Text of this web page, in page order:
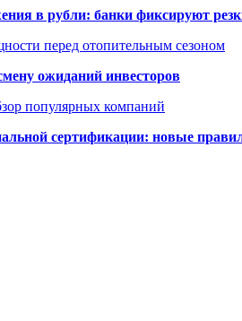
в рубли: банки фиксируют
перед отопительным сезоном
ожиданий инвесторов
популярных компаний
сертификации: новые